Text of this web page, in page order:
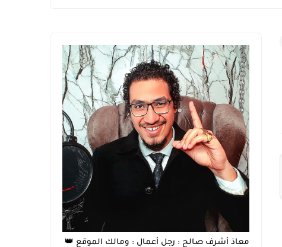
معاذ أشرف صالح : رجل أعمال : ومالك الموقع 👑